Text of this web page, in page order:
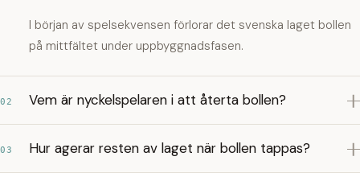
I början av spelsekvensen förlorar det svenska laget bollen
på mittfältet under uppbyggnadsfasen.
02 Vem är nyckelspelaren i att återta bollen?
03 Hur agerar resten av laget när bollen tappas?